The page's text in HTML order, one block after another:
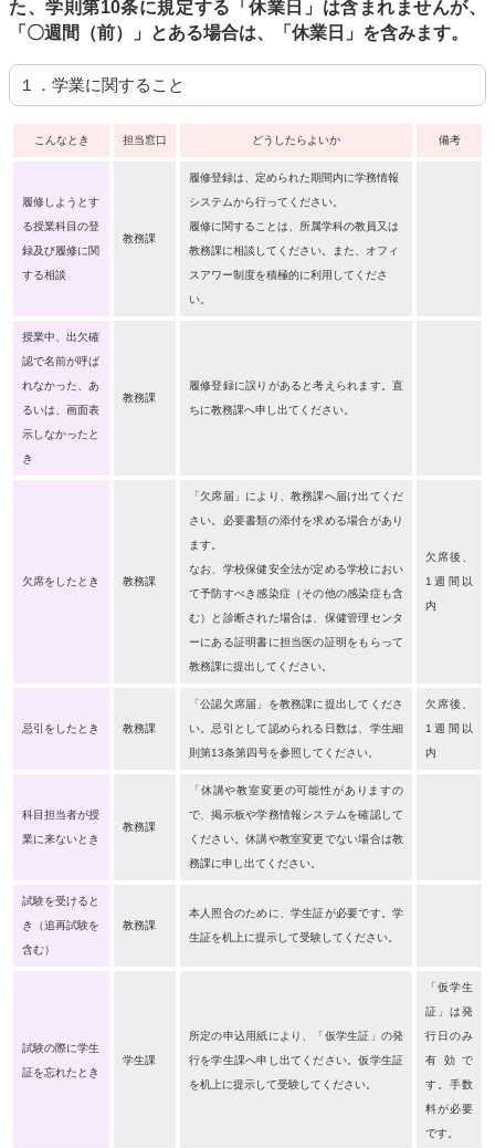
た、学則第10条に規定する「休業日」は含まれませんが、
「〇週間（前）」とある場合は、「休業日」を含みます。
１．学業に関すること
こんなとき 担当窓口 どうしたらよいか 備考
履修しようとす
る授業科目の登
録及び履修に関
する相談
教務課
履修登録は、定められた期間内に学務情報
システムから行ってください。
履修に関することは、所属学科の教員又は
教務課に相談してください。また、オフィ
スアワー制度を積極的に利用してくださ
い。
授業中、出欠確
認で名前が呼ば
れなかった、あ
るいは、画面表
示しなかったと
き
教務課
履修登録に誤りがあると考えられます。直
ちに教務課へ申し出てください。
欠席をしたとき 教務課
「欠席届」により、教務課へ届け出てくだ
さい。必要書類の添付を求める場合があり
ます。
なお、学校保健安全法が定める学校におい
て予防すべき感染症（その他の感染症も含
む）と診断された場合は、保健管理センタ
ーにある証明書に担当医の証明をもらって
教務課に提出してください。
欠席後、
1週間以
内
忌引をしたとき 教務課
「公認欠席届」を教務課に提出してくださ
い。忌引として認められる日数は、学生細
則第13条第四号を参照してください。
欠席後、
1週間以
内
科目担当者が授
業に来ないとき
教務課
「休講や教室変更の可能性がありますの
で、掲示板や学務情報システムを確認して
ください。休講や教室変更でない場合は教
務課に申し出てください。
試験を受けると
き（追再試験を
含む）
教務課
本人照合のために、学生証が必要です。学
生証を机上に提示して受験してください。
試験の際に学生
証を忘れたとき
学生課
所定の申込用紙により、「仮学生証」の発
行を学生課へ申し出てください。仮学生証
を机上に提示して受験してください。
「仮学生
証」は発
行日のみ
有効で
す。手数
料が必要
です。